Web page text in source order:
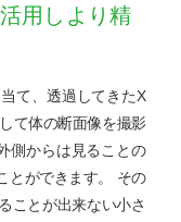
用しより精
て、透過してきたX
て体の断面像を撮影
側からは見ることの
とができます。 その
ことが出来ない小さ